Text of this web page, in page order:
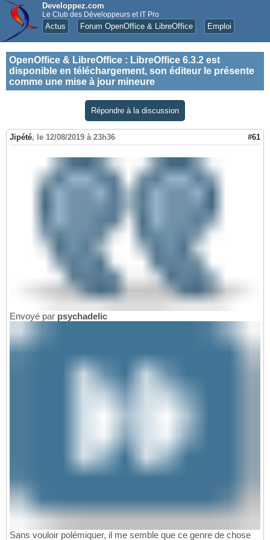
Developpez.com
Le Club des Développeurs et IT Pro
Actus Forum OpenOffice & LibreOffice Emploi
OpenOffice & LibreOffice : LibreOffice 6.3.2 est
disponible en téléchargement, son éditeur le présente
comme une mise à jour mineure
Répondre à la discussion
Jipété, le 12/08/2019 à 23h36 #61
Envoyé par psychadelic
Sans vouloir polémiquer, il me semble que ce genre de chose